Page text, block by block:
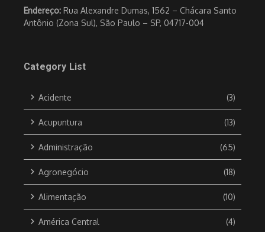
Endereço: Rua Alexandre Dumas, 1562 – Chácara Santo
Antônio (Zona Sul), São Paulo – SP, 04717-004
Category List
Acidente (3)
Acupuntura (13)
Administração (65)
Agronegócio (18)
Alimentação (10)
América Central (4)